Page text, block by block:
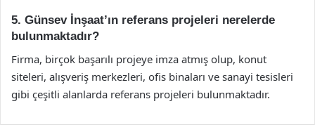
5. Günsev İnşaat’ın referans projeleri nerelerde
bulunmaktadır?
Firma, birçok başarılı projeye imza atmış olup, konut
siteleri, alışveriş merkezleri, ofis binaları ve sanayi tesisleri
gibi çeşitli alanlarda referans projeleri bulunmaktadır.